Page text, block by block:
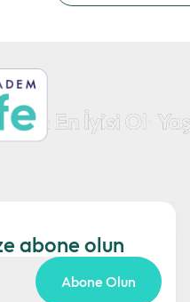
abone olun
Abone Olun